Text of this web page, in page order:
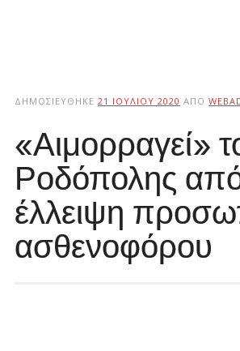
ΔΗΜΟΣΙΕΎΘΗΚΕ 21 ΙΟΥΛΊΟΥ 2020 ΑΠΌ
«Αιμορραγεί»
Ροδόπολης
έλλειψη
ασθενοφόρου